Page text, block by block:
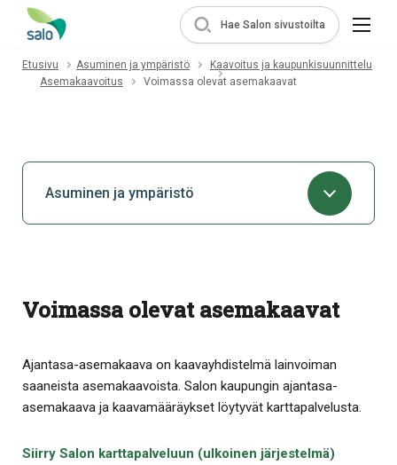
Hae Salon sivustoilta
Etusivu Asuminen ja ympäristö
Kaavoitus ja kaupunkisuunnittelu
Asemakaavoitus
Voimassa olevat asemakaavat
Asuminen ja ympäristö
Voimassa olevat asemakaavat
Ajantasa-asemakaava on kaavayhdistelmä lainvoiman
saaneista asemakaavoista. Salon kaupungin ajantasa-
asemakaava ja kaavamääräykset löytyvät karttapalvelusta.
Siirry Salon karttapalveluun (ulkoinen järjestelmä)